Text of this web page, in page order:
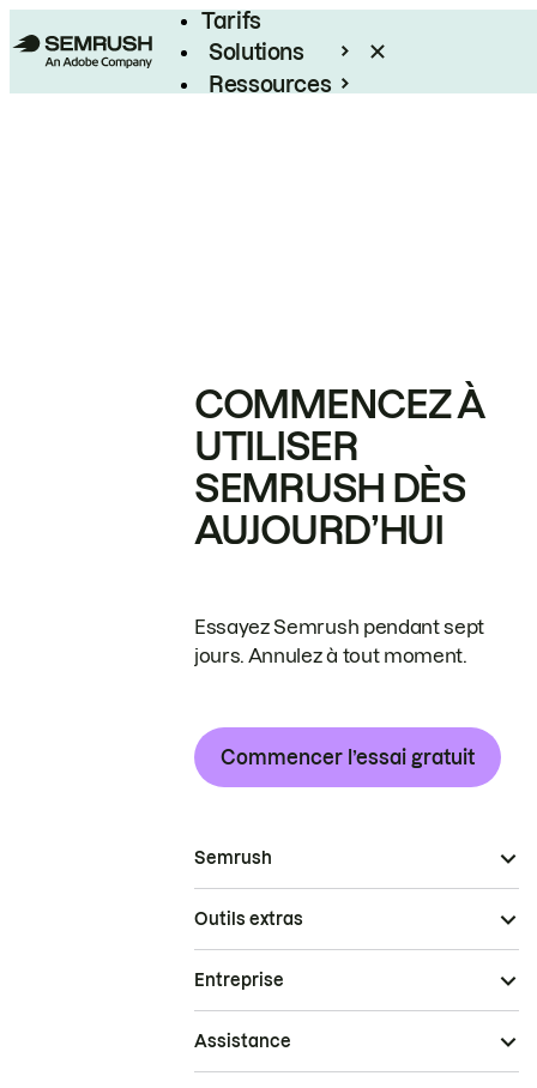
Tarifs
Solutions
Ressources
COMMENCEZ À
UTILISER
SEMRUSH DÈS
AUJOURD’HUI
Essayez Semrush pendant sept
jours. Annulez à tout moment.
Commencer l’essai gratuit
Semrush
Outils extras
Entreprise
Assistance